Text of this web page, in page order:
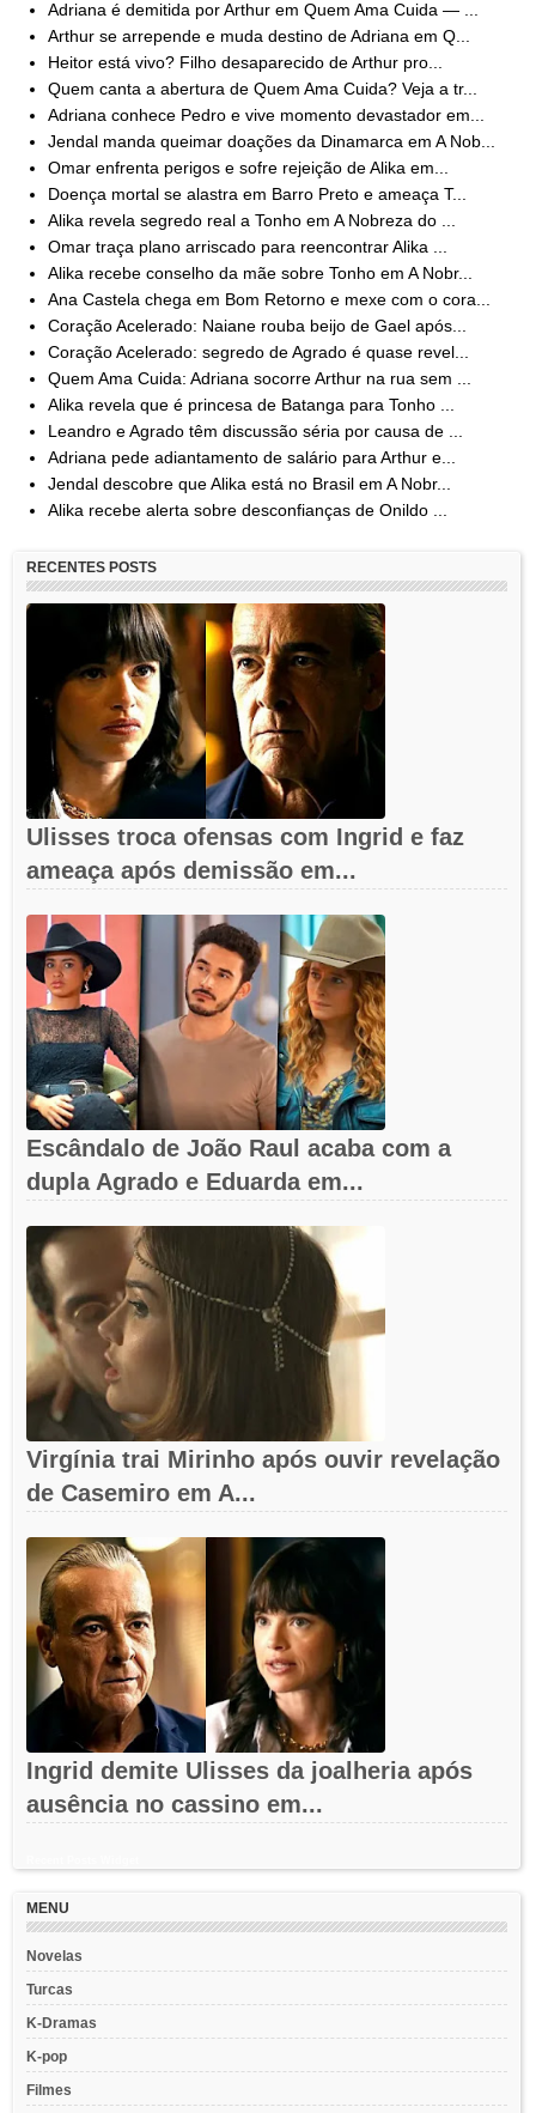
Adriana é demitida por Arthur em Quem Ama Cuida — ...
Arthur se arrepende e muda destino de Adriana em Q...
Heitor está vivo? Filho desaparecido de Arthur pro...
Quem canta a abertura de Quem Ama Cuida? Veja a tr...
Adriana conhece Pedro e vive momento devastador em...
Jendal manda queimar doações da Dinamarca em A Nob...
Omar enfrenta perigos e sofre rejeição de Alika em...
Doença mortal se alastra em Barro Preto e ameaça T...
Alika revela segredo real a Tonho em A Nobreza do ...
Omar traça plano arriscado para reencontrar Alika ...
Alika recebe conselho da mãe sobre Tonho em A Nobr...
Ana Castela chega em Bom Retorno e mexe com o cora...
Coração Acelerado: Naiane rouba beijo de Gael após...
Coração Acelerado: segredo de Agrado é quase revel...
Quem Ama Cuida: Adriana socorre Arthur na rua sem ...
Alika revela que é princesa de Batanga para Tonho ...
Leandro e Agrado têm discussão séria por causa de ...
Adriana pede adiantamento de salário para Arthur e...
Jendal descobre que Alika está no Brasil em A Nobr...
Alika recebe alerta sobre desconfianças de Onildo ...
RECENTES POSTS
Ulisses troca ofensas com Ingrid e faz
ameaça após demissão em...
Escândalo de João Raul acaba com a
dupla Agrado e Eduarda em...
Virgínia trai Mirinho após ouvir revelação
de Casemiro em A...
Ingrid demite Ulisses da joalheria após
ausência no cassino em...
MENU
Novelas
Turcas
K-Dramas
K-pop
Filmes